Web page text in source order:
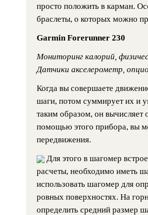
просто положить в карман.
браслеты, о которых можно
Garmin Forerunner 230
Мониторинг калорий,
Датчики акселерометр,
Когда вы совершаете
шаги, потом суммирует их и
таким образом, он
помощью этого прибора, вы
передвижения.
Для этого в шагомер
расчеты, необходимо иметь
использовать шагомер для
ровных поверхностях. На
определить средний размер